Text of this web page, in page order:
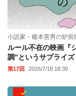
小説家・榎本憲男の炉前
ルール不在の映画『
調”というサプライズ
第17回 2026/7/18 18:30